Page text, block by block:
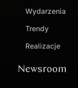
Wydarzenia
Trendy
Realizacje
Newsroom